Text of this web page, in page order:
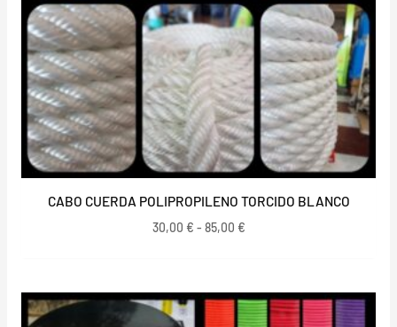
CABO CUERDA POLIPROPILENO TORCIDO BLANCO
30,00 € - 85,00 €